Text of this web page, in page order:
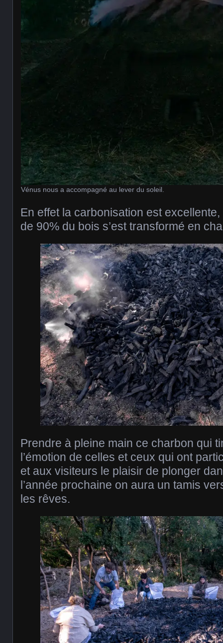
Vénus nous a accompagné au lever du soleil.
En effet la carbonisation est
de 90% du bois s’est transformé en
Prendre à pleine main ce charbon qui
l’émotion de celles et ceux qui ont
et aux visiteurs le plaisir de plonger
l’année prochaine on aura un tamis
les rêves.